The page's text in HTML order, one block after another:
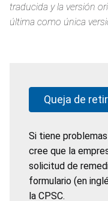
traducida y la versión
última como única
Queja de
Si tiene
cree que la
solicitud de
formulario (en
la CPSC.